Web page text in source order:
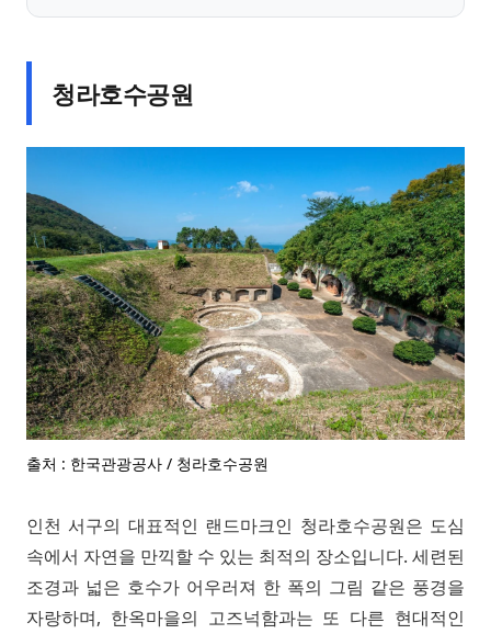
청라호수공원
출처 : 한국관광공사 / 청라호수공원
인천 서구의 대표적인 랜드마크인 청라호수공원은 도심
속에서 자연을 만끽할 수 있는 최적의 장소입니다. 세련된
조경과 넓은 호수가 어우러져 한 폭의 그림 같은 풍경을
자랑하며, 한옥마을의 고즈넉함과는 또 다른 현대적인